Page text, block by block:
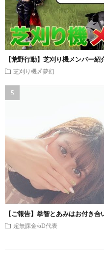
【荒野行動】芝刈り機メンバー
芝刈り機〆夢幻
【ご報告】拳智とあみはお付き合
超無課金/αD代表